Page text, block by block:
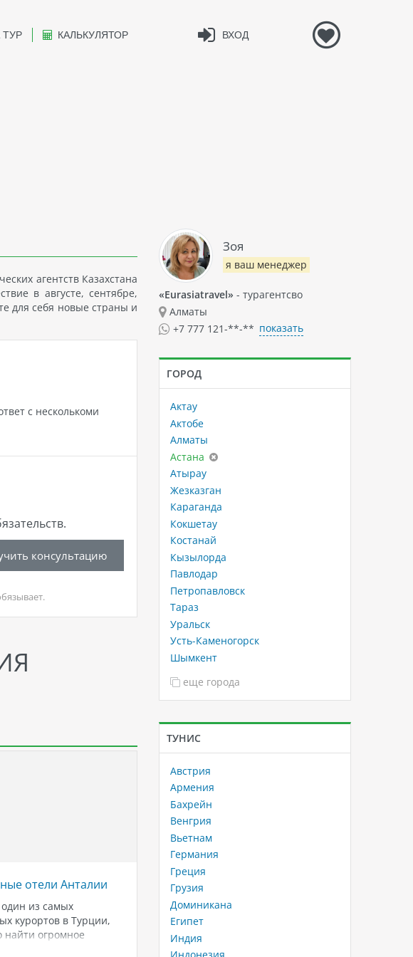
ВХОД
ТУР КАЛЬКУЛЯТОР
агентств Казахстана
в августе, сентябре,
для себя новые страны и
с несколькоми
консультацию
отели Анталии
из самых
курортов в Турции,
найти огромное
Cеть отелей Alibey Hotels &
Resorts в Турции!
Идеальное сочетание роскоши,
комфорта и турецкого
гостеприимства. Сеть отелей
Зоя
я ваш менеджер
«Eurasiatravel» - турагентсво
Алматы
+7 777 121-**-** показать
ГОРОД
Актау
Актобе
Алматы
Астана
Атырау
Жезказган
Караганда
Кокшетау
Костанай
Кызылорда
Павлодар
Петропавловск
Тараз
Уральск
Усть-Каменогорск
Шымкент
еще города
ТУНИС
Австрия
Армения
Бахрейн
Венгрия
Вьетнам
Германия
Греция
Грузия
Доминикана
Египет
Индия